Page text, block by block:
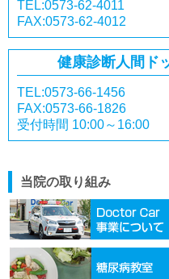
TEL:0573-62-4011
FAX:0573-62-4012
健康診断人間ド
TEL:0573-66-1456
FAX:0573-66-1826
受付時間 10:00～16:00
当院の取り組み